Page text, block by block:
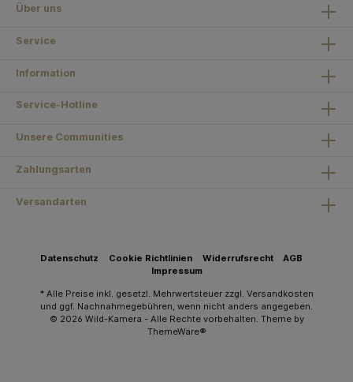
Über uns
Service
Information
Service-Hotline
Unsere Communities
Zahlungsarten
Versandarten
Datenschutz Cookie Richtlinien Widerrufsrecht
AGB
Impressum
* Alle Preise inkl. gesetzl. Mehrwertsteuer zzgl. Versandkosten
und ggf. Nachnahmegebühren, wenn nicht anders angegeben.
© 2026 Wild-Kamera - Alle Rechte vorbehalten. Theme by
ThemeWare®